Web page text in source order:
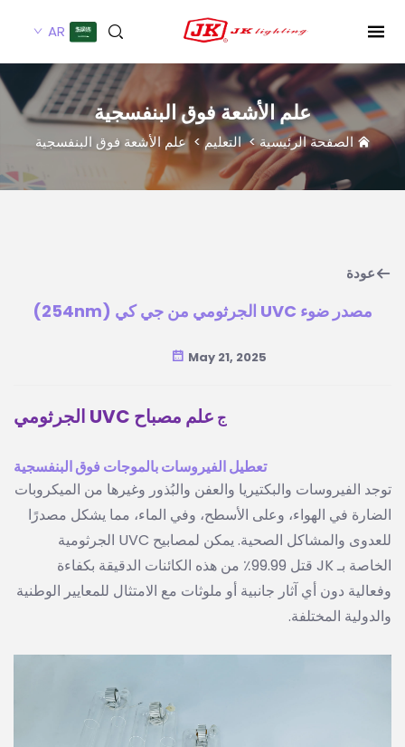
AR
علم الأشعة فوق البنفسجية
الصفحة الرئيسية>التعليم>علم الأشعة فوق البنفسجية
عودة
مصدر ضوء UVC الجرثومي من جي كي (254nm)
May 21, 2025
ج علم مصباح UVC الجرثومي
تعطيل الفيروسات بالموجات فوق البنفسجية
توجد الفيروسات والبكتيريا والعفن والبُذور وغيرها من الميكروبات
الضارة في الهواء، وعلى الأسطح، وفي الماء، مما يشكل مصدرًا
للعدوى والمشاكل الصحية. يمكن لمصابيح UVC الجرثومية
الخاصة بـ JK قتل 99.99٪ من هذه الكائنات الدقيقة بكفاءة
وفعالية دون أي آثار جانبية أو ملوثات مع الامتثال للمعايير الوطنية
والدولية المختلفة.